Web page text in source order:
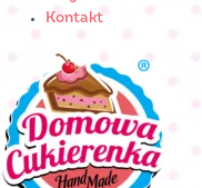
Kontakt